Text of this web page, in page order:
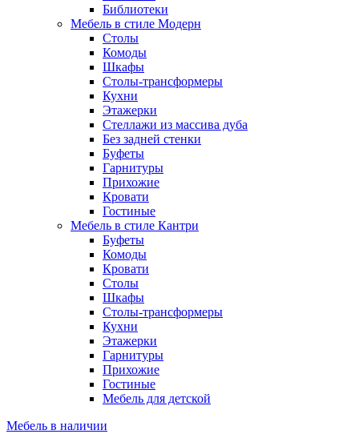
Библиотеки
Мебель в стиле Модерн
Столы
Комоды
Шкафы
Столы-трансформеры
Кухни
Этажерки
Стеллажи из массива дуба
Без задней стенки
Буфеты
Гарнитуры
Прихожие
Кровати
Гостиные
Мебель в стиле Кантри
Буфеты
Комоды
Кровати
Столы
Шкафы
Столы-трансформеры
Кухни
Этажерки
Гарнитуры
Прихожие
Гостиные
Мебель для детской
Мебель в наличии